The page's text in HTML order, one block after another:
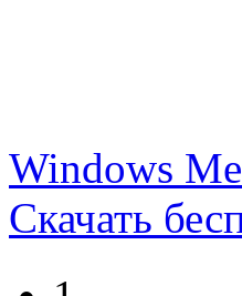
Windows
Скачать